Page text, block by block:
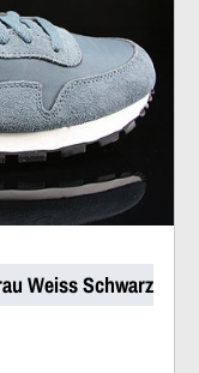
Weiss Schwarz